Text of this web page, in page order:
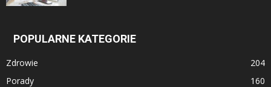
POPULARNE KATEGORIE
Zdrowie
204
Porady
160